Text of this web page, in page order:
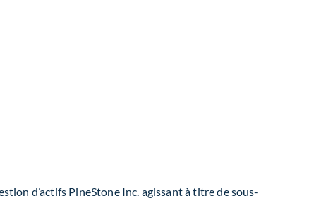
d’actifs PineStone Inc. agissant à titre de sous-